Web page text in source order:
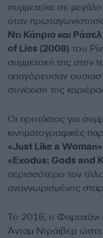
συμμετείχε σε
όταν
Ντι Κάπριο και
of Lies (2008) του
συμμετοχή της στην
απαγόρευσαν
συνέχιση της
Οι προτάσεις για
κινηματογραφικές
«Just Like a
«Exodus: Gods and
περισσότερο τον
αναγνωρισμένης
Το 2016, η Φαραχάνι
Άνταμ Ντράιβερ